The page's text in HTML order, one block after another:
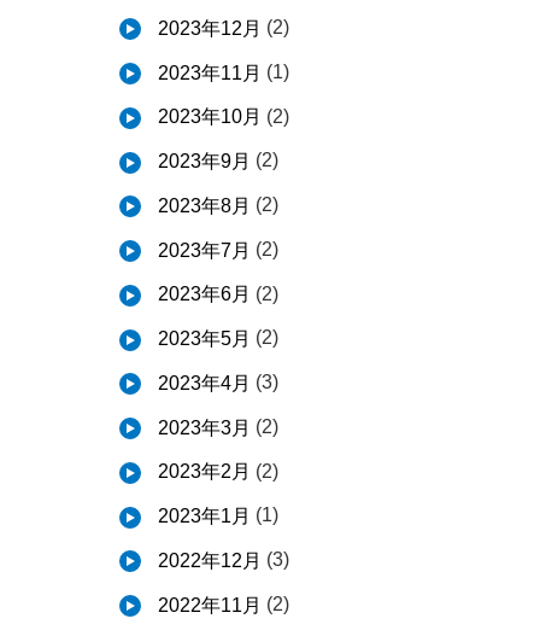
2023年12月 (2)
2023年11月 (1)
2023年10月 (2)
2023年9月 (2)
2023年8月 (2)
2023年7月 (2)
2023年6月 (2)
2023年5月 (2)
2023年4月 (3)
2023年3月 (2)
2023年2月 (2)
2023年1月 (1)
2022年12月 (3)
2022年11月 (2)